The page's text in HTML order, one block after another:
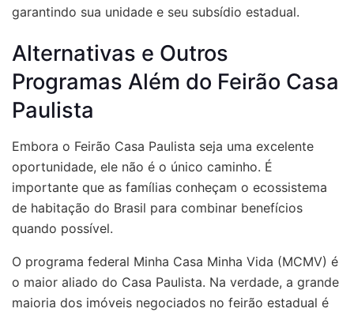
garantindo sua unidade e seu subsídio estadual.
Alternativas e Outros
Programas Além do Feirão Casa
Paulista
Embora o Feirão Casa Paulista seja uma excelente
oportunidade, ele não é o único caminho. É
importante que as famílias conheçam o ecossistema
de habitação do Brasil para combinar benefícios
quando possível.
O programa federal Minha Casa Minha Vida (MCMV) é
o maior aliado do Casa Paulista. Na verdade, a grande
maioria dos imóveis negociados no feirão estadual é